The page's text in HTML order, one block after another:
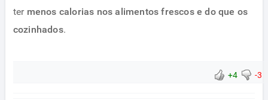
ter menos calorias nos alimentos frescos e do que os
cozinhados.
+4 -3